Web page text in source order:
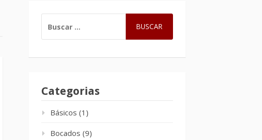
Categorias
Básicos (1)
Bocados (9)